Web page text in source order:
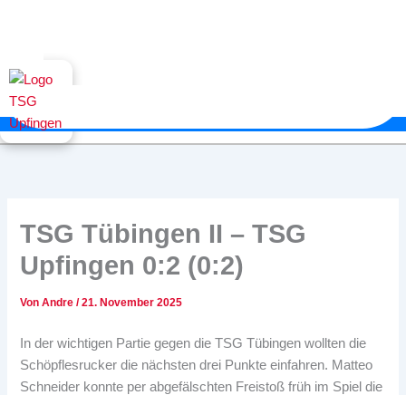
TSG Tübingen II – TSG
Upfingen 0:2 (0:2)
VonAndre/21. November 2025
In der wichtigen Partie gegen die TSG Tübingen wollten die
Schöpflesrucker die nächsten drei Punkte einfahren. Matteo
Schneider konnte per abgefälschten Freistoß früh im Spiel die